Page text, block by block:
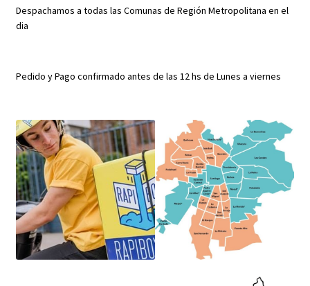
Despachamos a todas las Comunas de Región Metropolitana en el
dia
Pedido y Pago confirmado antes de las 12 hs de Lunes a viernes